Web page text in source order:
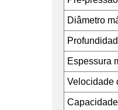
Diâmetro
Espessura
Velocidade